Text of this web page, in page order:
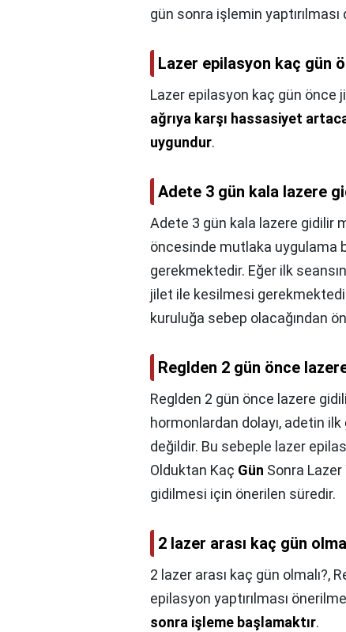
gün sonra işlemin
Lazer epilasyon kaç gün
Lazer epilasyon kaç gün önce
ağrıya karşı hassasiyet
uygundur.
Adete 3 gün kala lazere
Adete 3 gün kala lazere gidilir
öncesinde mutlaka uygulama
gerekmektedir. Eğer ilk
jilet ile kesilmesi
kuruluğa sebep olacağından
Reglden 2 gün önce
Reglden 2 gün önce lazere
hormonlardan dolayı, adetin ilk
değildir. Bu sebeple lazer
Olduktan Kaç Gün Sonra Lazer
gidilmesi için önerilen süredir.
2 lazer arası kaç gün
2 lazer arası kaç gün olmalı?,
epilasyon yaptırılması
sonra işleme başlamaktır.